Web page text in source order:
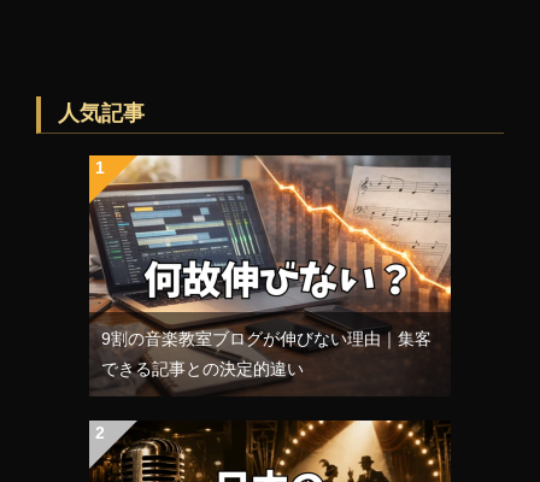
人気記事
9割の音楽教室ブログが伸びない理由｜集客
できる記事との決定的違い